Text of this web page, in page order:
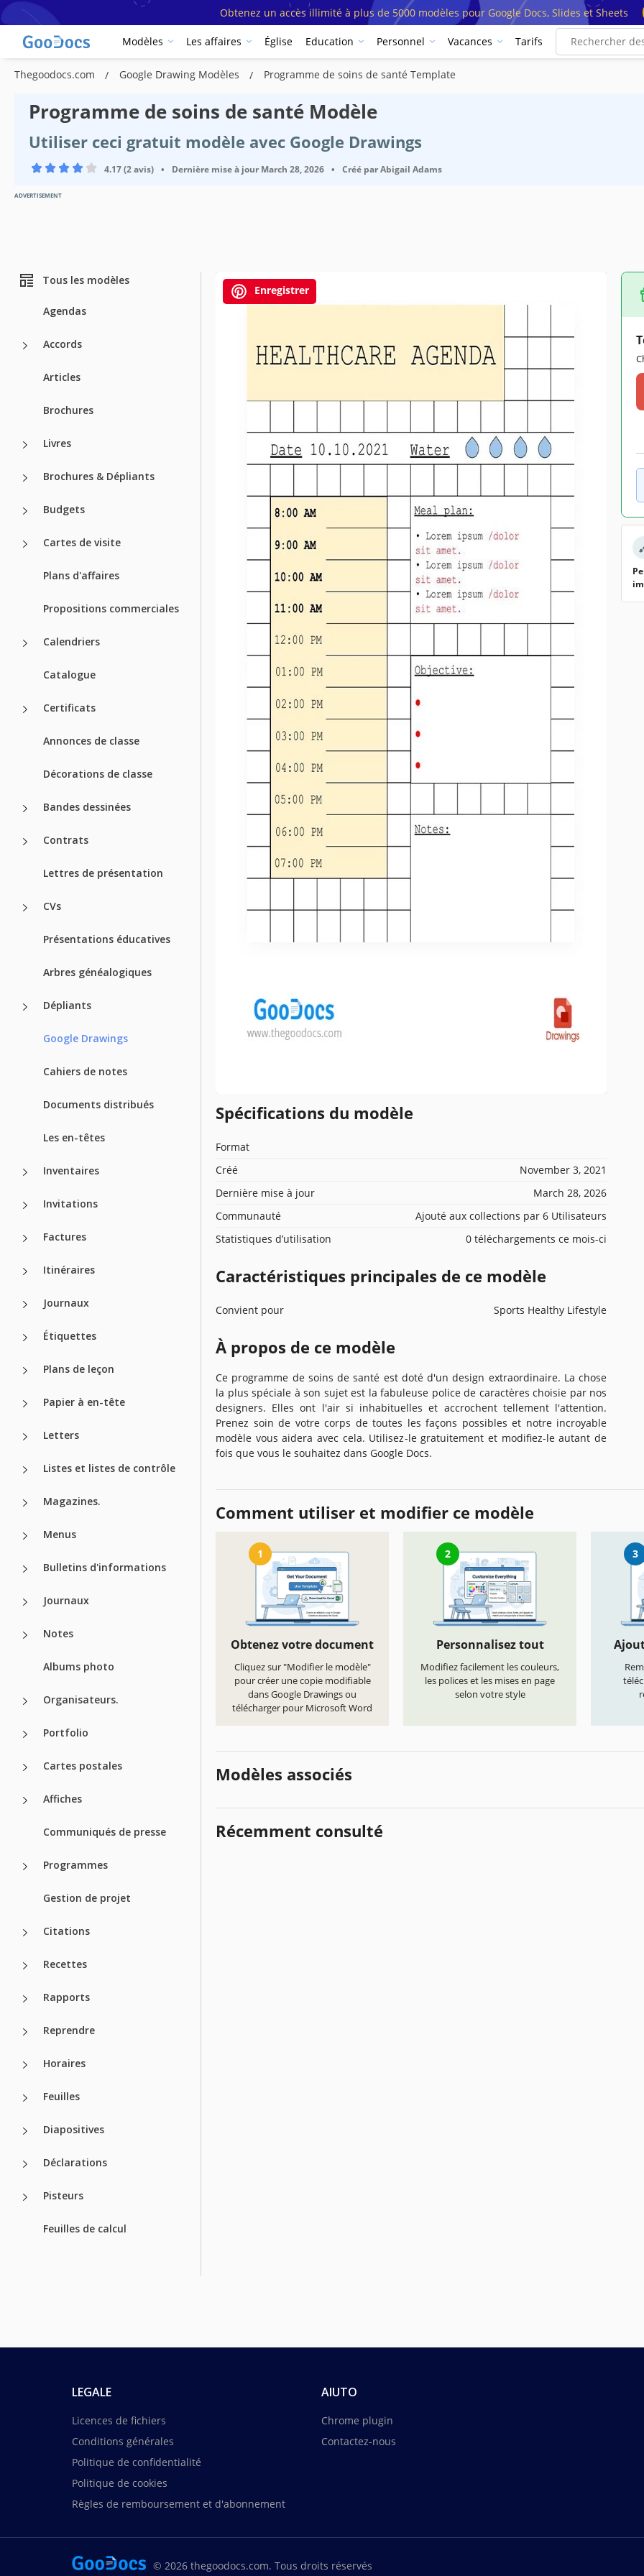
Obtenez un accès illimité à plus de 5000 modèles pour Google Docs, Slides et Sheets
Modèles Les affaires Église Education Personnel Vacances Tarifs
Thegoodocs.com Google Drawing Modèles Programme de soins de santé Template
Programme de soins de santé Modèle
Utiliser ceci gratuit modèle avec Google Drawings
4.17 (2 avis) • Dernière mise à jour March 28, 2026 • Créé parAbigail Adams
ADVERTISEMENT
Tous les modèles
Agendas
Accords
Articles
Brochures
Livres
Brochures & Dépliants
Budgets
Cartes de visite
Plans d'affaires
Propositions commerciales
Calendriers
Catalogue
Certificats
Annonces de classe
Décorations de classe
Bandes dessinées
Contrats
Lettres de présentation
CVs
Présentations éducatives
Arbres généalogiques
Dépliants
Google Drawings
Cahiers de notes
Documents distribués
Les en-têtes
Inventaires
Invitations
Factures
Itinéraires
Journaux
Étiquettes
Plans de leçon
Papier à en-tête
Letters
Listes et listes de contrôle
Magazines.
Menus
Bulletins d'informations
Journaux
Notes
Albums photo
Organisateurs.
Portfolio
Cartes postales
Affiches
Communiqués de presse
Programmes
Gestion de projet
Citations
Recettes
Rapports
Reprendre
Horaires
Feuilles
Diapositives
Déclarations
Pisteurs
Feuilles de calcul
Enregistrer
Spécifications du modèle
Format
Créé
November 3, 2021
Dernière mise à jour
March 28, 2026
Communauté
Ajouté aux collections par 6 Utilisateurs
Statistiques d’utilisation
0 téléchargements ce mois-ci
Caractéristiques principales de ce modèle
Convient pour Sports Healthy Lifestyle
À propos de ce modèle
Ce programme de soins de santé est doté d'un design extraordinaire. La chose
la plus spéciale à son sujet est la fabuleuse police de caractères choisie par nos
designers. Elles ont l'air si inhabituelles et accrochent tellement l'attention.
Prenez soin de votre corps de toutes les façons possibles et notre incroyable
modèle vous aidera avec cela. Utilisez-le gratuitement et modifiez-le autant de
fois que vous le souhaitez dans Google Docs.
Comment utiliser et modifier ce modèle
1
Obtenez votre document
Cliquez sur "Modifier le modèle"
pour créer une copie modifiable
dans Google Drawings ou
télécharger pour Microsoft Word
2
Personnalisez tout
Modifiez facilement les couleurs,
les polices et les mises en page
selon votre style
3
Modèles associés
Récemment consulté
LEGALE
Licences de fichiers
Conditions générales
Politique de confidentialité
Politique de cookies
Règles de remboursement et d'abonnement
AIUTO
Chrome plugin
Contactez-nous
© 2026 thegoodocs.com. Tous droits réservés